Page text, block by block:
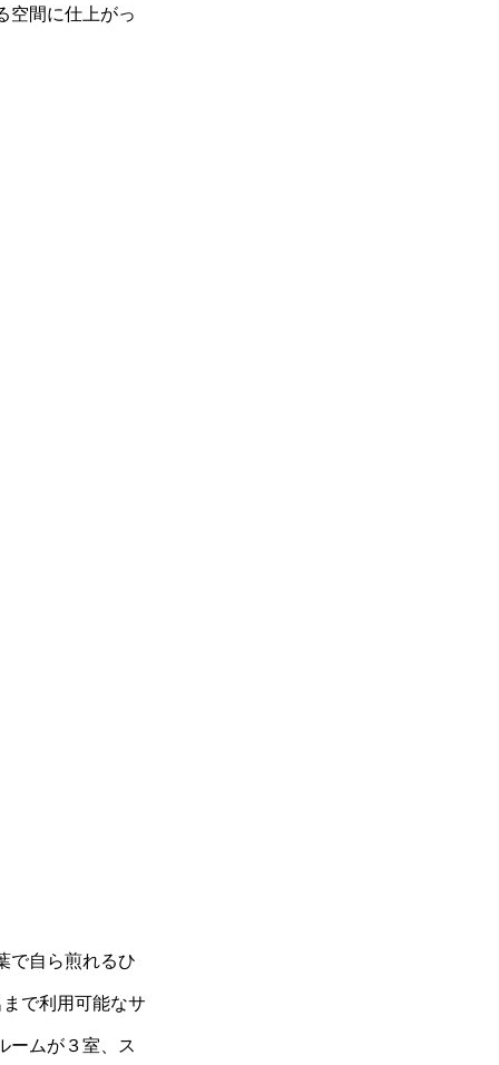
空間に仕上がっ
で自ら煎れるひ
で利用可能なサ
ームが３室、ス